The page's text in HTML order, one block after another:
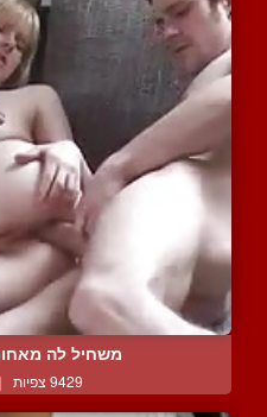
משחיל לה
9429 צפיות |